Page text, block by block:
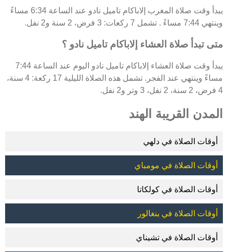
يبدأ وقت صلاة المغرب إلاباكام تاميل نادو عند الساعة 6:34 مساءً
وينتهي 7:44 مساءً . تشمل 7 ركعات: 3 فرض، 2 سنة و2 نفل.
متى تبدأ صلاة العشاء إلاباكام تاميل نادو ؟
يبدأ وقت صلاة العشاء إلاباكام تاميل نادو اليوم عند الساعة 7:44
مساءً وينتهي عند الفجر. تشمل هذه الصلاة الليلية 17 ركعة: 4 سنة،
4 فرض، 2 سنة، 2 نفل، 3 وتر و2 نفل.
المدن القريبة الهند
أوقات الصلاة في دلهي
أوقات الصلاة في مومباي
أوقات الصلاة في كولكاتا
أوقات الصلاة في بنغالور
أوقات الصلاة في تشيناي